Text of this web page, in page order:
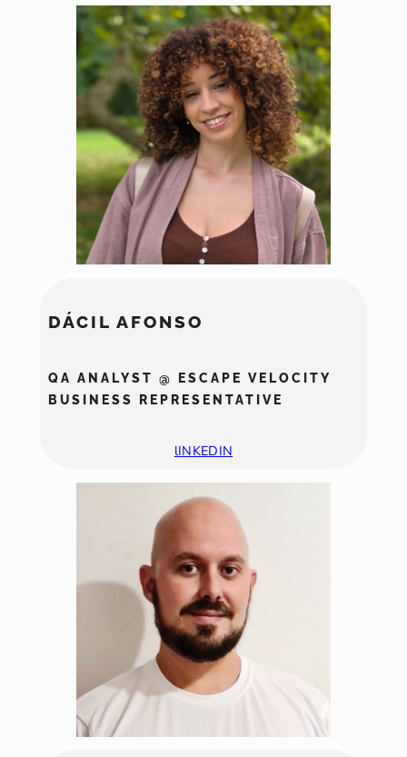
DÁCIL AFONSO
QA ANALYST @ ESCAPE VELOCITY
BUSINESS REPRESENTATIVE
lINKEDIN